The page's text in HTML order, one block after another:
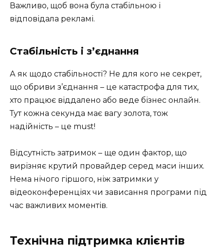
Важливо, щоб вона була стабільною і
відповідала рекламі.
Стабільність і з’єднання
А як щодо стабільності? Не для кого не секрет,
що обриви з’єднання – це катастрофа для тих,
хто працює віддалено або веде бізнес онлайн.
Тут кожна секунда має вагу золота, тож
надійність – це must!
Відсутність затримок – ще один фактор, що
вирізняє крутий провайдер серед маси інших.
Нема нічого гіршого, ніж затримки у
відеоконференціях чи зависання програми під
час важливих моментів.
Технічна підтримка клієнтів